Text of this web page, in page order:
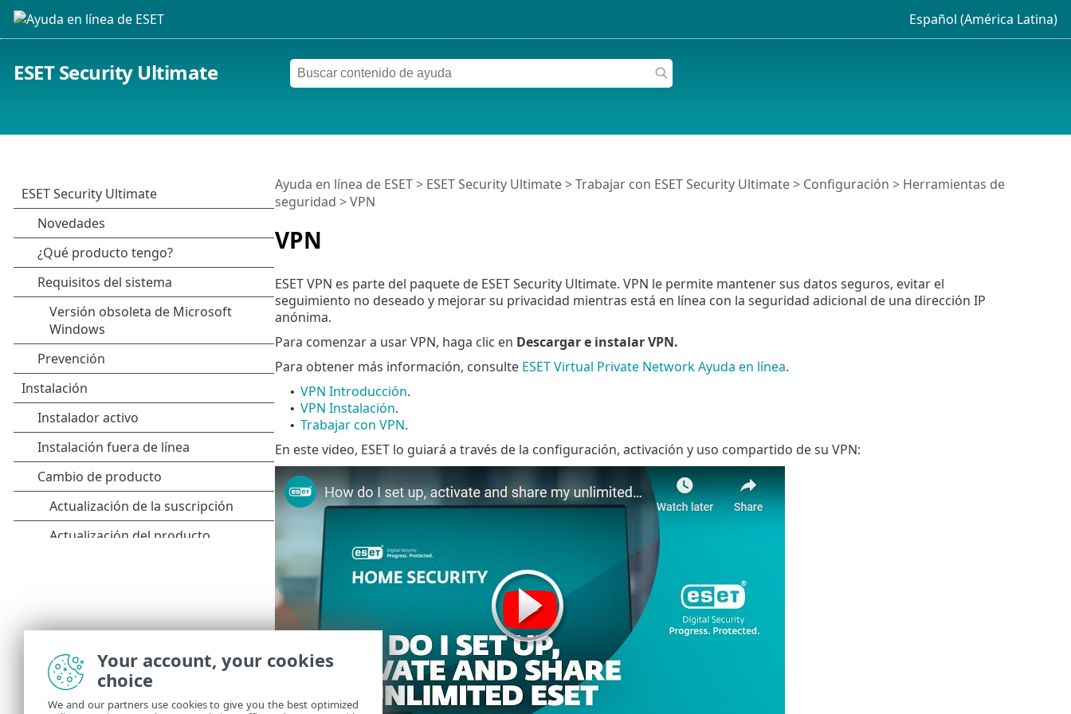
Español (América Latina)
ESET Security Ultimate
VPN
Ayuda en línea de ESET> ESET Security Ultimate>Trabajar con ESET Security Ultimate> Configuración > Herramientas de
seguridad > VPN
ESET VPN es parte del paquete de ESET Security Ultimate. VPN le permite mantener sus datos seguros, evitar el
seguimiento no deseado y mejorar su privacidad mientras está en línea con la seguridad adicional de una dirección IP
anónima.
Para comenzar a usar VPN, haga clic en Descargar e instalar VPN.
Para obtener más información, consulte ESET Virtual Private Network Ayuda en línea.
• VPN Introducción.
• VPN Instalación.
• Trabajar con VPN.
En este video, ESET lo guiará a través de la configuración, activación y uso compartido de su VPN:
Your account, your cookies
choice
We and our partners use cookies to give you the best optimized